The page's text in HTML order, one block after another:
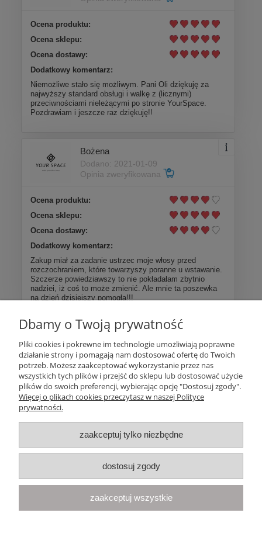
Ocena produktu:
Ocena sklepu:
Ocena dostawy:
Dodatkowy komentarz:
Niemożliwe stało się możliwym. Pani Oli dziękuję za
najwyższy standard obsługi i walkę z (licznymi)
przeciwnościami nieleżącymi po stronie YourSpace.
Pozdrawiam i jeszcze raz dziękuję!!
Bożena
Dodano: 2021-01-09
Opinia zweryfikowana
Ocena produktu:
Ocena sklepu:
Ocena dostawy:
Dodatkowy komentarz:
Zakup miał za zadanie ustrzec moje włosy przed
rozczochraniem, które towarzyszy poranne u wstawanie.
Szczerze powiedziawszy to nie pokładałam zbytnio
nadziei, iż coś to może zmienić. Ale mnie ta poszewka
na dzień dzisiejszy pomogła!!!
Więcej opinii
Pomoc
Moje konto
Płatności i dostawa
Informacje
O nas
Your Space| Olimpijska 8, 86-010 Samociążek, woj. kujawsko-
Dbamy o Twoją prywatność
Pliki cookies i pokrewne im technologie umożliwiają poprawne
działanie strony i pomagają nam dostosować ofertę do Twoich
potrzeb. Możesz zaakceptować wykorzystanie przez nas
wszystkich tych plików i przejść do sklepu lub dostosować użycie
plików do swoich preferencji, wybierając opcję "Dostosuj zgody".
Więcej o plikach cookies przeczytasz w naszej Polityce
prywatności.
zaakceptuj tylko niezbędne
dostosuj zgody
zaakceptuj wszystkie